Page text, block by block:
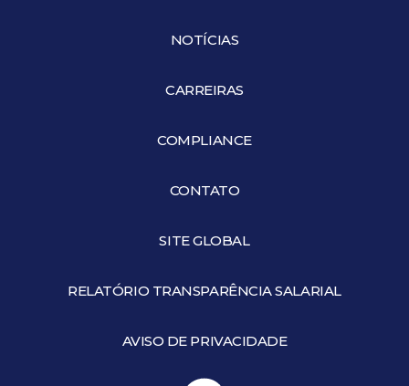
NOTÍCIAS
CARREIRAS
COMPLIANCE
CONTATO
SITE GLOBAL
RELATÓRIO TRANSPARÊNCIA SALARIAL
AVISO DE PRIVACIDADE